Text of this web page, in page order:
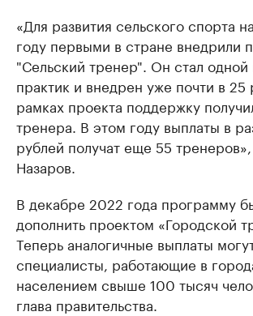
«Для развития сельского спорта
году первыми в стране внедрили
"Сельский тренер". Он стал одной
практик и внедрен уже почти в 25
рамках проекта поддержку
тренера. В этом году выплаты в
рублей получат еще 55
Назаров.
В декабре 2022 года программу
дополнить проектом «Городской
Теперь аналогичные выплаты
специалисты, работающие в
населением свыше 100 тысяч
глава правительства.